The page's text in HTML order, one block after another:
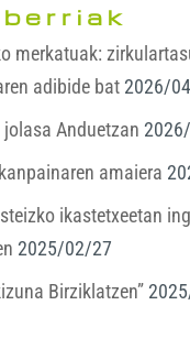
merkatuak:
adibide bat 2026/
Anduetzan
amaiera
ikastetxeetan
2025/02/27
Birziklatzen”